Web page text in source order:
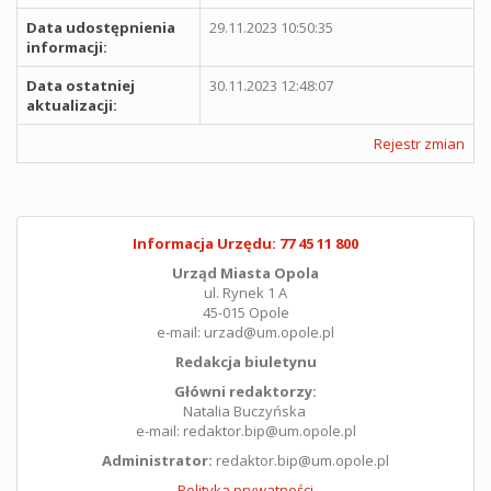
Data udostępnienia
informacji:
29.11.2023 10:50:35
Data ostatniej
aktualizacji:
30.11.2023 12:48:07
Rejestr zmian
Informacja Urzędu: 77 45 11 800
Urząd Miasta Opola
ul. Rynek 1 A
45-015 Opole
e-mail: urzad@um.opole.pl
Redakcja biuletynu
Główni redaktorzy:
Natalia Buczyńska
e-mail: redaktor.bip@um.opole.pl
Administrator: redaktor.bip@um.opole.pl